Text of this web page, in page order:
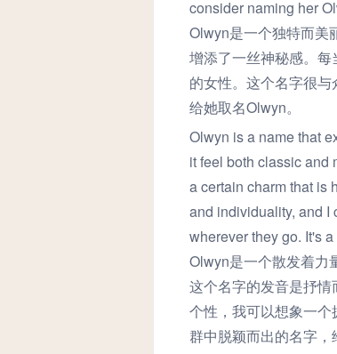
consider naming her
Olwyn是一个独特而美
增添了一丝神秘感。
的女性。这个名字很
给她取名Olwyn。
Olwyn is a name that
it feel both classic and
a certain charm that is
and individuality, and I
wherever they go. It's
Olwyn是一个散发着力
这个名字的发音是抒
个性，我可以想象一
群中脱颖而出的名字，